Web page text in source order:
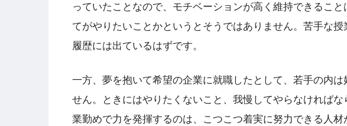
っていたことなので、モチベーションが高く維持できるこ
てがやりたいことかというとそうではありません。苦手な
履歴には出ているはずです。
一方、夢を抱いて希望の企業に就職したとして、若手の内
せん。ときにはやりたくないこと、我慢してやらなければ
業勤めで力を発揮するのは、こつこつ着実に努力できる人